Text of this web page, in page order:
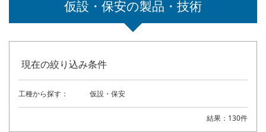
仮設・保安の製品・技術
現在の絞り込み条件
工種から探す： 仮設・保安
結果：130件